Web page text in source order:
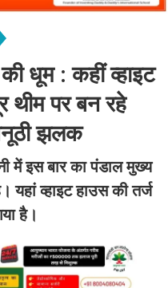
धूम : कहीं व्हाइट
थीम पर बन रहे
झलक
में इस बार का पंडाल मुख्य
व्हाइट हाउस की तर्ज
है।